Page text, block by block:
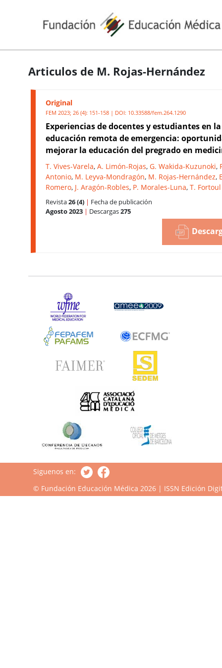
Articulos de M. Rojas-Hernández
Original
FEM 2023; 26 (4): 151-158 | DOI: 10.33588/fem.264.1290
Experiencias de docentes y estudiantes en la
educación remota de emergencia:
mejorar la educación del pregrado en
T. Vives-Varela, A. Limón-Rojas, G. Wakida-Kuzunoki,
Antonio, M. Leyva-Mondragón, M. Rojas-Hernández,
Romero, J. Aragón-Robles, P. Morales-Luna, T. Fortoul
Revista26 (4) | Fecha de publicación
Agosto 2023 | Descargas275
Siguenos en:
© Fundación Educación Médica 2026 | ISSN Edición